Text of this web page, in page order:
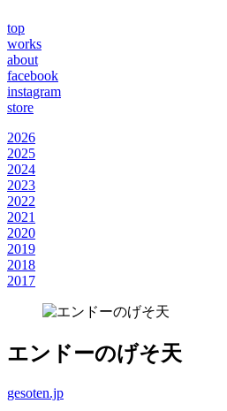
top
works
about
facebook
instagram
store
2026
2025
2024
2023
2022
2021
2020
2019
2018
2017
エンドーのげそ天
gesoten.jp